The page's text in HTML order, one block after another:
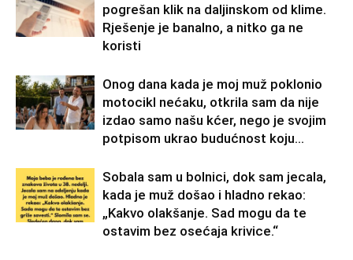
pogrešan klik na daljinskom od klime.
Rješenje je banalno, a nitko ga ne
koristi
Onog dana kada je moj muž poklonio
motocikl nećaku, otkrila sam da nije
izdao samo našu kćer, nego je svojim
potpisom ukrao budućnost koju...
Sobala sam u bolnici, dok sam jecala,
kada je muž došao i hladno rekao:
„Kakvo olakšanje. Sad mogu da te
ostavim bez osećaja krivice.“